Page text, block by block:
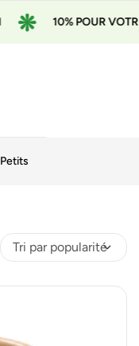
10% POUR VOTRE
Petits